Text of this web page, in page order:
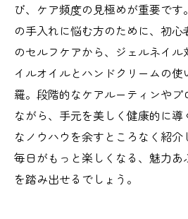
び、ケア頻度の見極めが重要で
の手入れに悩む方のために、初
のセルフケアから、ジェルネイ
イルオイルとハンドクリームの
羅。段階的なケアルーティンやプ
ながら、手元を美しく健康的に
なノウハウを余すところなく紹介
毎日がもっと楽しくなる、魅力
を踏み出せるでしょう。